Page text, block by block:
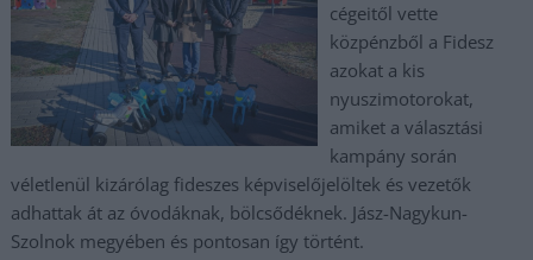
cégeitől vette
közpénzből a Fidesz
azokat a kis
nyuszimotorokat,
amiket a választási
kampány során
véletlenül kizárólag fideszes képviselőjelöltek és vezetők
adhattak át az óvodáknak, bölcsődéknek. Jász-Nagykun-
Szolnok megyében és pontosan így történt.